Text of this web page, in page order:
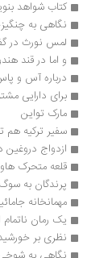
کتاب شواهد
نگاهی به
لمس نورث در
و اما در قند
درباره آس و
برای دارایی
مارک تواین
سفیر ترکیه
ازدواج دروغین
قلعه متحرک
پرندگان به
مهمانخانه
یک رمان ناتمام
نظری بر